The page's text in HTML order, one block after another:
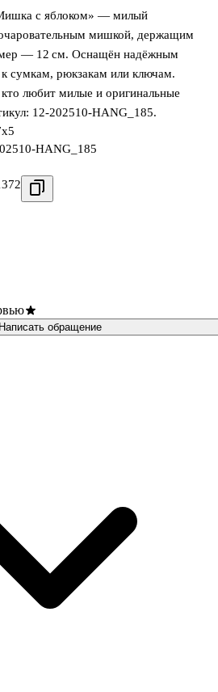
с яблоком» — милый
очаровательным мишкой, держащим
— 12 см. Оснащён надёжным
сумкам, рюкзакам или ключам.
любит милые и оригинальные
12‑202510‑HANG_185.
HANG_185
Написать обращение